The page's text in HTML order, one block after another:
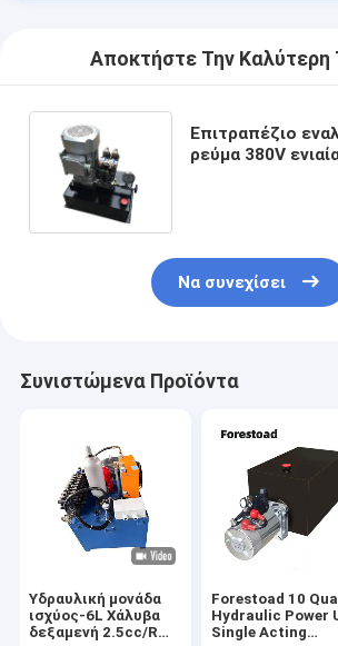
Αποκτήστε Την Καλύτερη
Επιτραπέζιο
ρεύμα 380V
Να συνεχίσει
Συνιστώμενα Προϊόντα
Υδραυλική μονάδα
ισχύος-6L Χάλυβα
δεξαμενή 2.5cc/R
Forestoad 10
Hydraulic Power
Single Acting